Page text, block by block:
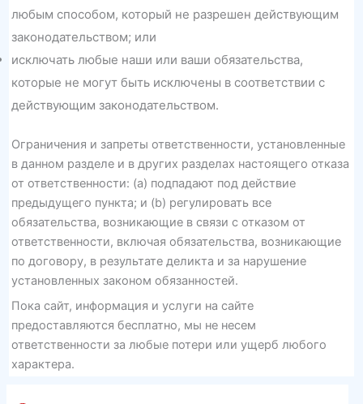
любым способом, который не разрешен действующим
законодательством; или
исключать любые наши или ваши обязательства,
которые не могут быть исключены в соответствии с
действующим законодательством.
Ограничения и запреты ответственности, установленные
в данном разделе и в других разделах настоящего отказа
от ответственности: (a) подпадают под действие
предыдущего пункта; и (b) регулировать все
обязательства, возникающие в связи с отказом от
ответственности, включая обязательства, возникающие
по договору, в результате деликта и за нарушение
установленных законом обязанностей.
Пока сайт, информация и услуги на сайте
предоставляются бесплатно, мы не несем
ответственности за любые потери или ущерб любого
характера.